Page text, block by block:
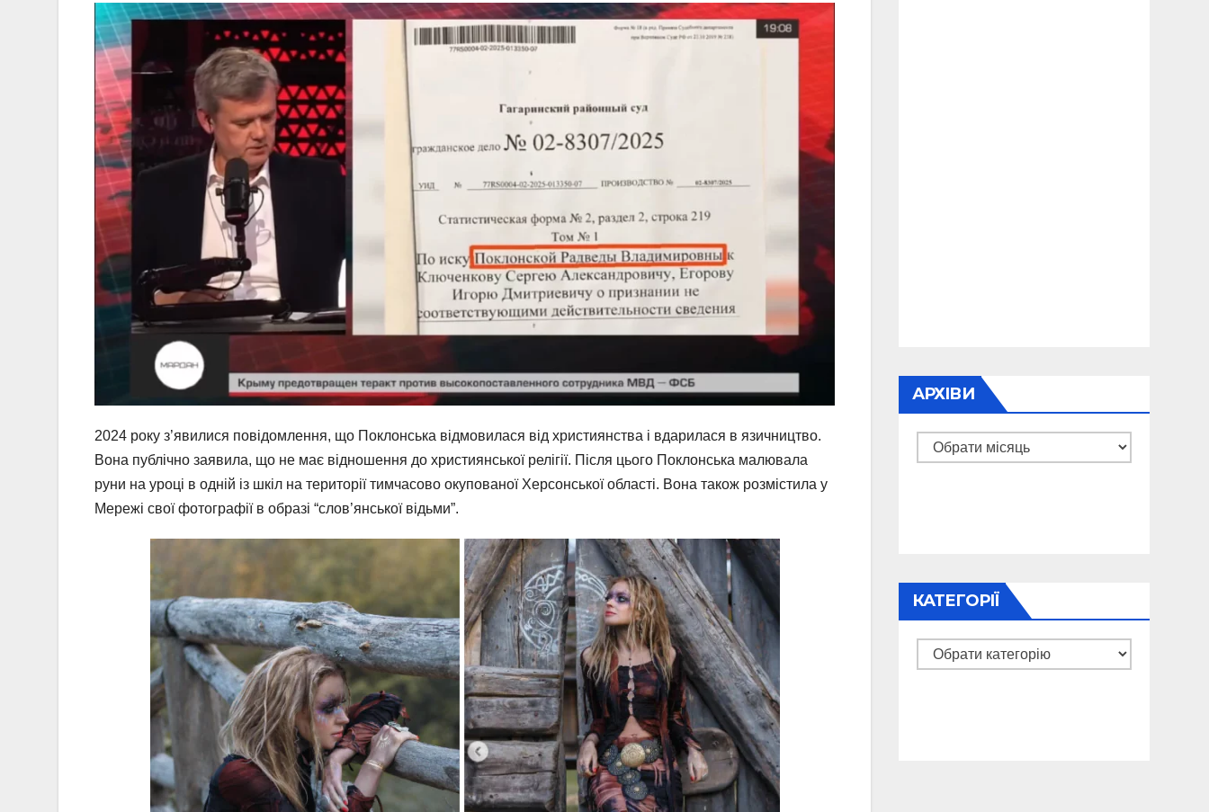
2024 року з’явилися повідомлення, що Поклонська відмовилася від християнства і вдарилася в язичництво.
Вона публічно заявила, що не має відношення до християнської релігії. Після цього Поклонська малювала
руни на уроці в одній із шкіл на території тимчасово окупованої Херсонської області. Вона також розмістила у
Мережі свої фотографії в образі “слов’янської відьми”.
АРХІВИ
Архіви
КАТЕГОРІЇ
Категорії